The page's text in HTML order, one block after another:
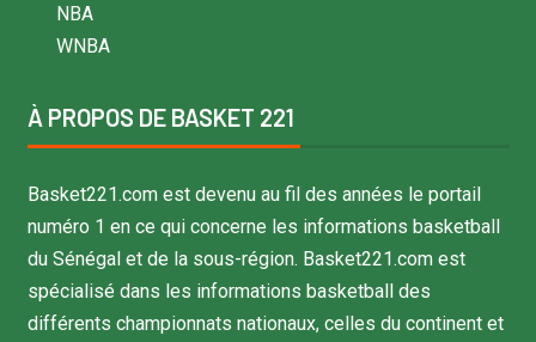
NBA
WNBA
À PROPOS DE BASKET 221
Basket221.com est devenu au fil des années le portail
numéro 1 en ce qui concerne les informations basketball
du Sénégal et de la sous-région. Basket221.com est
spécialisé dans les informations basketball des
différents championnats nationaux, celles du continent et